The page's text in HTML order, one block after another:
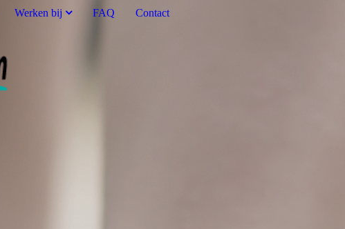
Werken bij FAQ Contact